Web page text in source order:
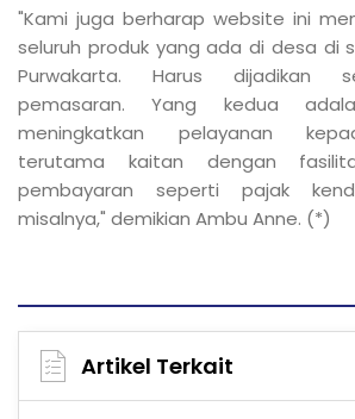
"Kami juga berharap website ini
seluruh produk yang ada di desa di
Purwakarta. Harus dijadikan
pemasaran. Yang kedua
meningkatkan pelayanan
terutama kaitan dengan
pembayaran seperti pajak
misalnya," demikian Ambu Anne. (*)
Artikel Terkait